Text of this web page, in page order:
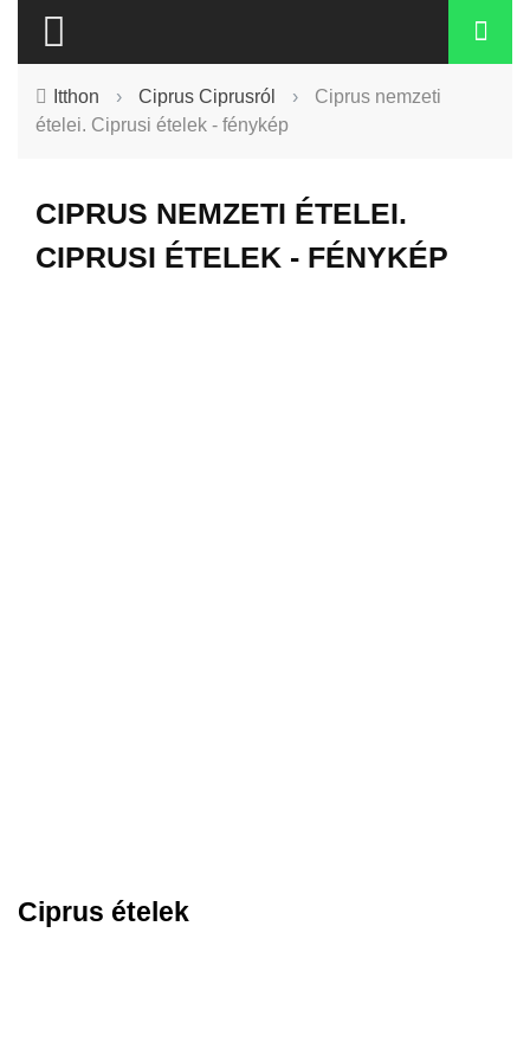
Itthon › Ciprus Ciprusról ›
Ciprus nemzeti
ételei. Ciprusi ételek - fénykép
CIPRUS NEMZETI ÉTELEI.
CIPRUSI ÉTELEK - FÉNYKÉP
Ciprus ételek